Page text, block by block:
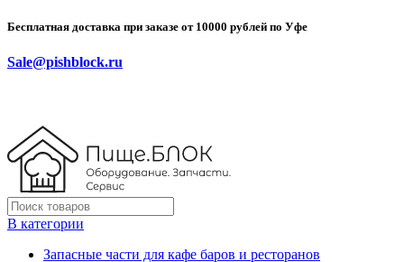
Бесплатная доставка при заказе от 10000 рублей по Уфе
Sale@pishblock.ru
В категории
Запасные части для кафе баров и ресторанов